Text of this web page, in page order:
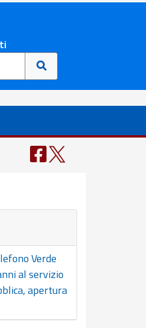
Verde
al servizio
apertura